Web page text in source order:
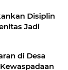
Disiplin
Jadi
di Desa